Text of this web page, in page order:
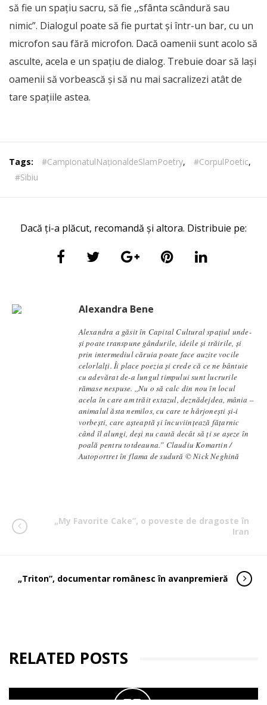
să fie un spațiu sacru, să fie ,,sfânta scândură sau
nimic”. Dialogul poate să fie purtat și într-un bar, cu un
microfon sau fără microfon. Dacă oamenii sunt acolo să
asculte, acela e un spațiu de dialog. Trebuie doar să lași
oamenii să vorbească și să nu mai sacralizezi atât de
tare spațiile astea.
Tags: #CampionatulNaționaldeSlamPoetry, #CorpulPoetic,
#Sibiu
Dacă ți-a plăcut, recomandă și altora. Distribuie pe:
Alexandra Bene
Alexandra a găsit în Capital Cultural spațiul unde-
și poate transpune gândurile, ideile și trăirile, și
prin intermediul căruia poate face auzite vocile
celorlalți. Îi place poezia și crede că ce ne bântuie
cu adevărat de-a lungul timpului sunt lucrurile
rămase nespuse. ,,Nu o să calc din nou în locul
acela în care am trăit extazul, deznădejdea, mânia –
animalul ăsta nemilos, cu care te hârjonești și-i
vorbești, care așteaptă și încuviințează fățarnic
când îl alungi, deși nu caută decât să ți se așeze în
poală pentru totdeauna.” Claudiu Komartin /
Autoportret în flama de sudură © Nick Neghină
„My Favorite Cake”, o poveste de dragoste în
Iran
„Triton”, documentar românesc în avanpremieră
RELATED POSTS